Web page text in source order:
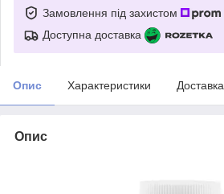
Замовлення під захистом
Доступна доставка
Опис Характеристики Доставка
Опис